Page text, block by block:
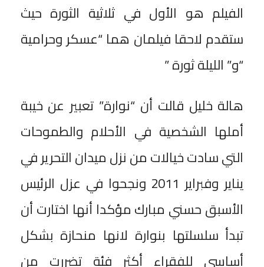
الفيلم هو الأول في ثلاثية الثورة حيث
ستقدم لاحقا فيلمان هما “عسكر وحرامية
“و” الليلة ثورة ”
هالة خليل قالت أن “نوارة” تعبير عن خيبة
أملها الشخصية في الأحلام والطموحات
التي سادت خيالات من نزل ميدان التحرير في
يناير وفبراير 2011 ونجحوا في عزل الرئيس
الأسبق حسني مبارك مؤكدا أنها اختارت أن
تبدأ سلسلتها بنوارة لانها منحازة بشكل
أساسي للفقراء أكثر فئة تضررت من